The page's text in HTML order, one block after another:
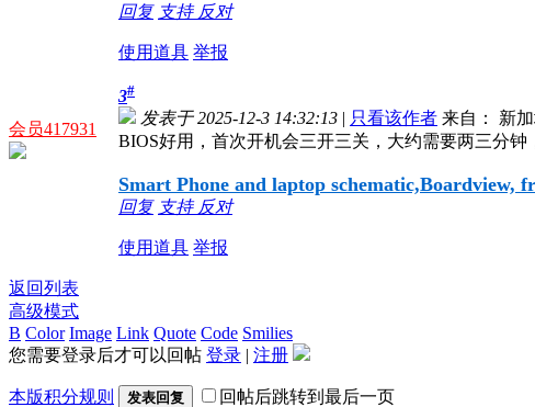
回复 支持 反对
使用道具 举报
会员417931
3#
发表于 2025-12-3 14:32:13 | 只看该作者 来自： 新
BIOS好用，首次开机会三开三关，大约需要两三分
Smart Phone and laptop schematic,Boardview,
回复 支持 反对
使用道具 举报
返回列表
高级模式
B Color Image Link Quote Code Smilies
您需要登录后才可以回帖 登录 | 注册
本版积分规则 发表回复 回帖后跳转到最后一页